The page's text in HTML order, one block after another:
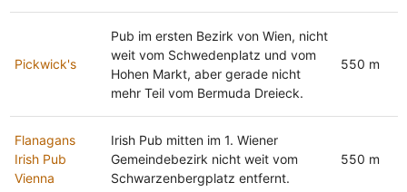
Pickwick's
Pub im ersten Bezirk von Wien, nicht
weit vom Schwedenplatz und vom
Hohen Markt, aber gerade nicht
mehr Teil vom Bermuda Dreieck.
550 m
Flanagans
Irish Pub
Vienna
Irish Pub mitten im 1. Wiener
Gemeindebezirk nicht weit vom
Schwarzenbergplatz entfernt.
550 m